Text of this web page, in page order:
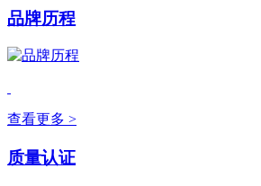
品牌历程
查看更多 >
质量认证